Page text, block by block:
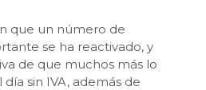
que un número de
se ha reactivado, y
de que muchos más lo
sin IVA, además de